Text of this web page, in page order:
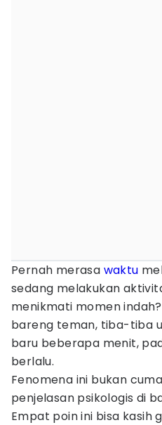
Pernah merasa waktu
sedang melakukan
menikmati momen
bareng teman, tiba-tiba
baru beberapa menit,
berlalu.
Fenomena ini bukan
penjelasan psikologis di
Empat poin ini bisa kasih